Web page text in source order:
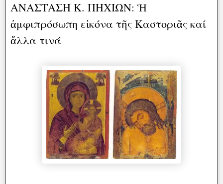
ΑΝΑΣΤΑΣΗ Κ. ΠΗΧΙΩΝ: Ἡ
ἀμφιπρόσωπη εἰκόνα τῆς Καστοριᾶς καί
ἄλλα τινά